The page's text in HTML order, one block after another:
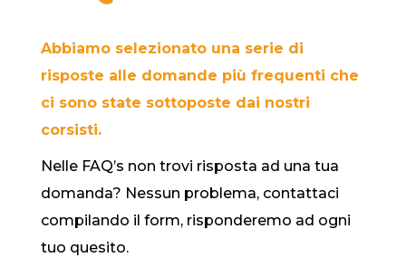
Abbiamo selezionato una serie di
risposte alle domande più frequenti che
ci sono state sottoposte dai nostri
corsisti.
Nelle FAQ’s non trovi risposta ad una tua
domanda? Nessun problema, contattaci
compilando il form, risponderemo ad ogni
tuo quesito.